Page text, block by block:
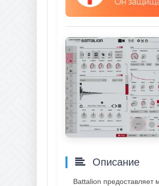
Описание
Battalion